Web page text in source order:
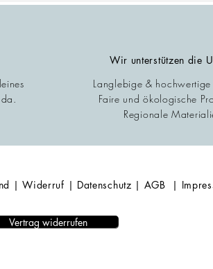
Wir unterstützen die
Langlebige &
Faire und ökologische
Regionale
| Widerruf | Datenschutz | AGB |
Vertrag widerrufen